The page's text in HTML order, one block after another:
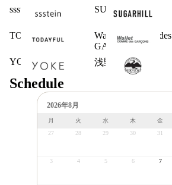
ssstein
SUGARHILL
TODAYFUL
Wallet COMME des
GARCONS
YOKE 浅野商店
Schedule
2026年8月
月 火 水 木 金
27
28 29 30 31
3 4 5 6 7